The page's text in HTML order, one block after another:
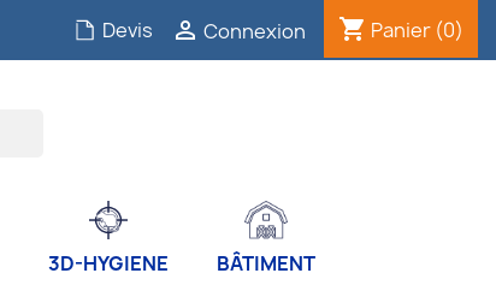
Devis  Connexion  Panier (0)
3D-HYGIENE BÂTIMENT